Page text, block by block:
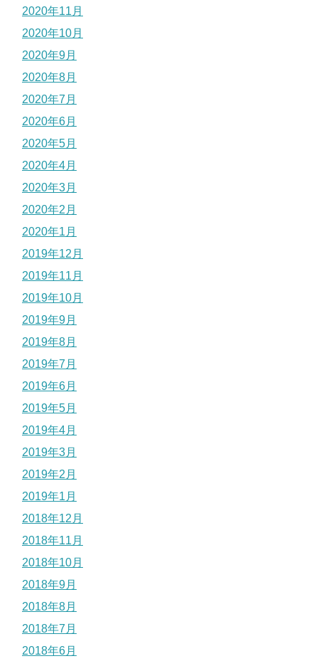
2020年11月
2020年10月
2020年9月
2020年8月
2020年7月
2020年6月
2020年5月
2020年4月
2020年3月
2020年2月
2020年1月
2019年12月
2019年11月
2019年10月
2019年9月
2019年8月
2019年7月
2019年6月
2019年5月
2019年4月
2019年3月
2019年2月
2019年1月
2018年12月
2018年11月
2018年10月
2018年9月
2018年8月
2018年7月
2018年6月